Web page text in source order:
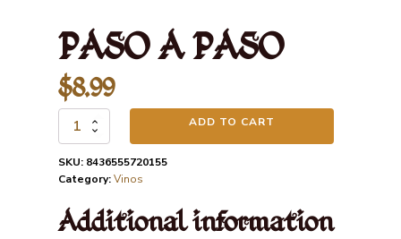
PASO A PASO
$8.99
PASO
A
PASO
quantity
ADD TO CART
SKU: 8436555720155
Category:Vinos
Additional information